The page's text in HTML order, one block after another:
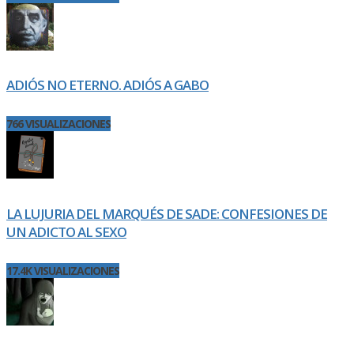
ADIÓS NO ETERNO. ADIÓS A GABO
766 VISUALIZACIONES
LA LUJURIA DEL MARQUÉS DE SADE: CONFESIONES DE
UN ADICTO AL SEXO
17.4K VISUALIZACIONES